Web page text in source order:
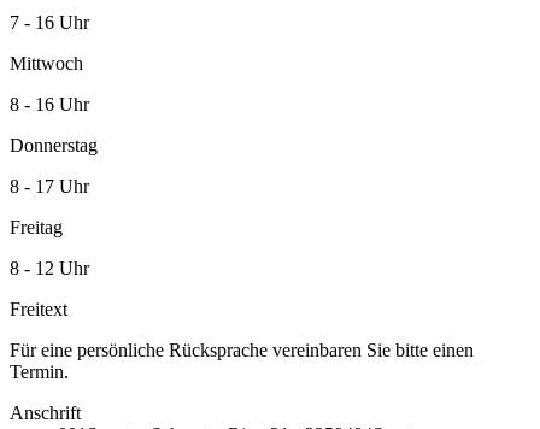
7 - 16 Uhr
Mittwoch
8 - 16 Uhr
Donnerstag
8 - 17 Uhr
Freitag
8 - 12 Uhr
Freitext
Für eine persönliche Rücksprache vereinbaren Sie bitte einen
Termin.
Anschrift